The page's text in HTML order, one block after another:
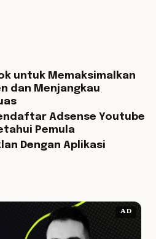
untuk Memaksimalkan
dan Menjangkau
Adsense Youtube
Pemula
Dengan Aplikasi
AD